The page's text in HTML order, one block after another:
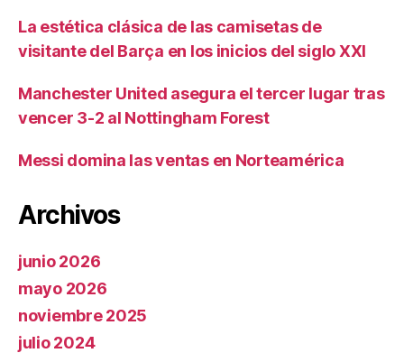
La estética clásica de las camisetas de
visitante del Barça en los inicios del siglo XXI
Manchester United asegura el tercer lugar tras
vencer 3-2 al Nottingham Forest
Messi domina las ventas en Norteamérica
Archivos
junio 2026
mayo 2026
noviembre 2025
julio 2024